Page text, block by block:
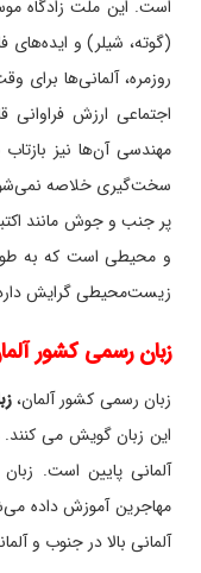
است. این ملت زادگاه
(گوته، شیلر) و
روزمره، آلمانی‌ها برای
اجتماعی ارزش
مهندسی آن‌ها نیز
سخت‌گیری خلاصه
پر جنب و جوش مانند
و محیطی است که به طور
زیست‌محیطی گرایش
زبان رسمی کشور
زبان رسمی کشور آلمان،
این زبان گویش می کنند.
آلمانی پایین است.
مهاجرین آموزش داده
آلمانی بالا در جنوب و